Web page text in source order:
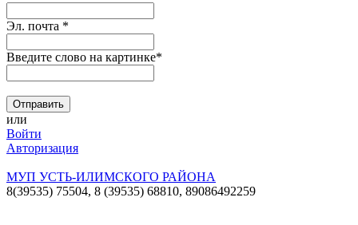
Эл. почта *
Введите слово на картинке*
или
Войти
Авторизация
МУП УСТЬ-ИЛИМСКОГО РАЙОНА
8(39535) 75504, 8 (39535) 68810, 89086492259